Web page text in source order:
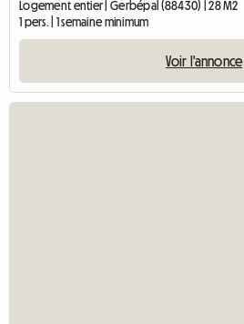
Logement entier | Gerbépal (88430) | 28 M2
1 pers. | 1 semaine minimum
Voir l'annonce